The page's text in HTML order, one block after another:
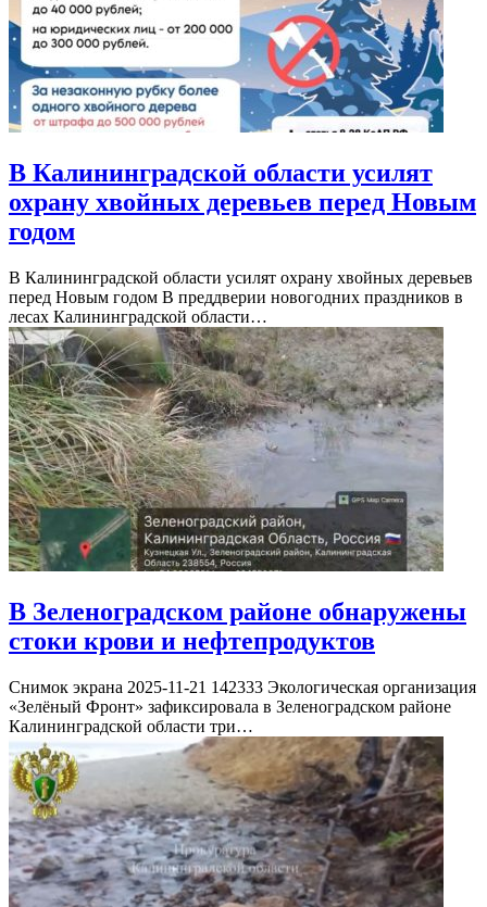
В Калининградской области усилят
охрану хвойных деревьев перед Новым
годом
В Калининградской области усилят охрану хвойных деревьев
перед Новым годом В преддверии новогодних праздников в
лесах Калининградской области…
В Зеленоградском районе обнаружены
стоки крови и нефтепродуктов
Снимок экрана 2025-11-21 142333 Экологическая организация
«Зелёный Фронт» зафиксировала в Зеленоградском районе
Калининградской области три…